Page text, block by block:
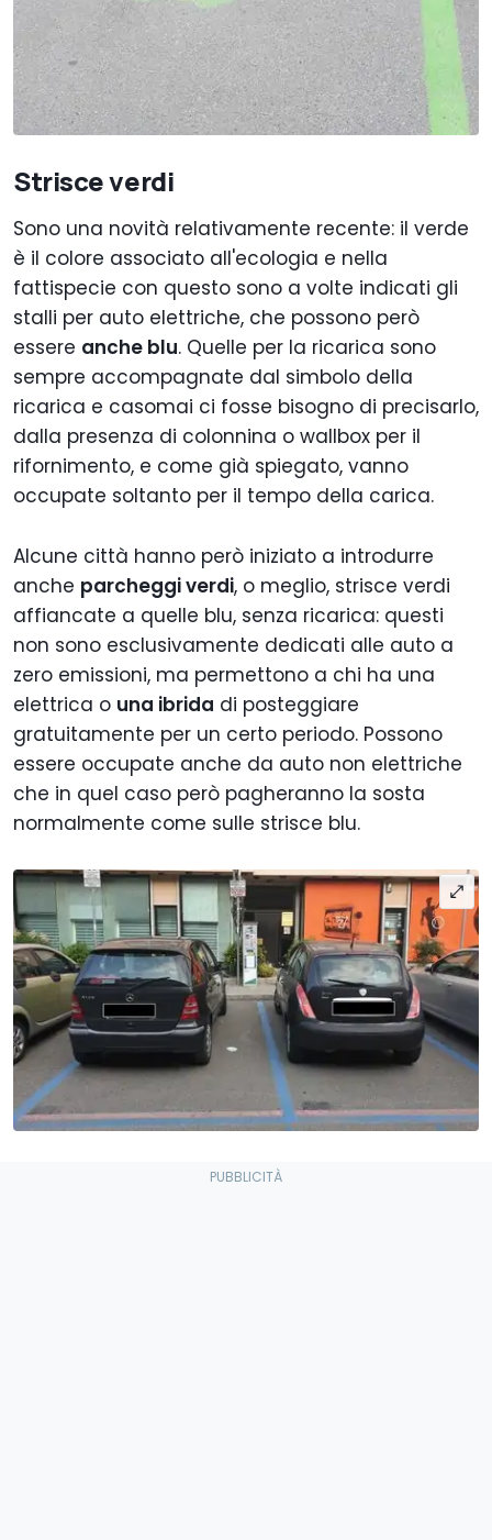
Strisce verdi
Sono una novità relativamente recente: il verde
è il colore associato all'ecologia e nella
fattispecie con questo sono a volte indicati gli
stalli per auto elettriche, che possono però
essere anche blu. Quelle per la ricarica sono
sempre accompagnate dal simbolo della
ricarica e casomai ci fosse bisogno di precisarlo,
dalla presenza di colonnina o wallbox per il
rifornimento, e come già spiegato, vanno
occupate soltanto per il tempo della carica.
Alcune città hanno però iniziato a introdurre
anche parcheggi verdi, o meglio, strisce verdi
affiancate a quelle blu, senza ricarica: questi
non sono esclusivamente dedicati alle auto a
zero emissioni, ma permettono a chi ha una
elettrica o una ibrida di posteggiare
gratuitamente per un certo periodo. Possono
essere occupate anche da auto non elettriche
che in quel caso però pagheranno la sosta
normalmente come sulle strisce blu.